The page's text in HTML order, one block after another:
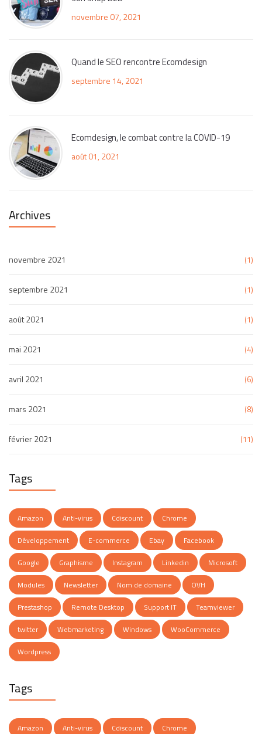
novembre 07, 2021
Quand le SEO rencontre Ecomdesign
septembre 14, 2021
Ecomdesign, le combat contre la COVID-19
août 01, 2021
Archives
novembre 2021 (1)
septembre 2021 (1)
août 2021 (1)
mai 2021 (4)
avril 2021 (6)
mars 2021 (8)
février 2021 (11)
Tags
Amazon Anti-virus Cdiscount
Chrome
Développement
E-commerce Ebay
Facebook
Google
Graphisme Instagram Linkedin
Microsoft
Modules
Newsletter Nom de domaine
OVH
Prestashop
Remote Desktop Support IT
Teamviewer
twitter
Webmarketing Windows
WooCommerce
Wordpress
Tags
Amazon Anti-virus Cdiscount
Chrome